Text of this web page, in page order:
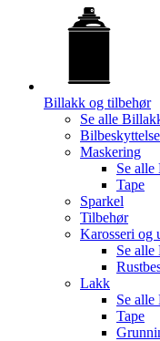
Billakk og tilbehør
Se alle
Bilbeskyttelse
Maskering
Se alle
Tape
Sparkel
Tilbehør
Karosseri og
Se alle
Lakk
Se alle
Tape